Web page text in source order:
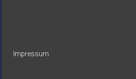
Impressum